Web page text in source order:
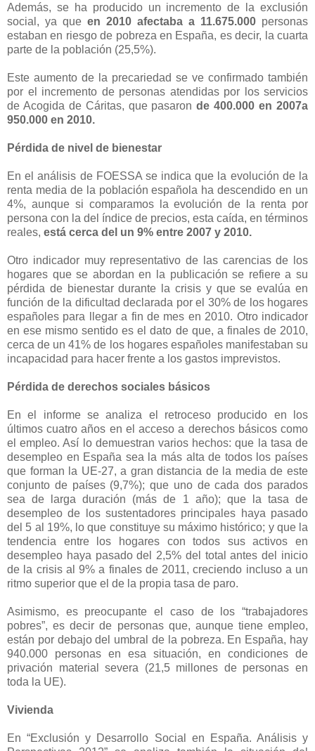
Además, se ha producido un incremento de la exclusión
social, ya que en 2010 afectaba a 11.675.000 personas
estaban en riesgo de pobreza en España, es decir, la cuarta
parte de la población (25,5%).
Este aumento de la precariedad se ve confirmado también
por el incremento de personas atendidas por los servicios
de Acogida de Cáritas, que pasaronde 400.000 en 2007a
950.000 en 2010.
Pérdida de nivel de bienestar
En el análisis de FOESSA se indica que la evolución de la
renta media de la población española ha descendido en un
4%, aunque si comparamos la evolución de la renta por
persona con la del índice de precios, esta caída, en términos
reales, está cerca del un 9% entre 2007 y 2010.
Otro indicador muy representativo de las carencias de los
hogares que se abordan en la publicación se refiere a su
pérdida de bienestar durante la crisis y que se evalúa en
función de la dificultad declarada por el 30% de los hogares
españoles para llegar a fin de mes en 2010. Otro indicador
en ese mismo sentido es el dato de que, a finales de 2010,
cerca de un 41% de los hogares españoles manifestaban su
incapacidad para hacer frente a los gastos imprevistos.
Pérdida de derechos sociales básicos
En el informe se analiza el retroceso producido en los
últimos cuatro años en el acceso a derechos básicos como
el empleo. Así lo demuestran varios hechos: que la tasa de
desempleo en España sea la más alta de todos los países
que forman la UE-27, a gran distancia de la media de este
conjunto de países (9,7%); que uno de cada dos parados
sea de larga duración (más de 1 año); que la tasa de
desempleo de los sustentadores principales haya pasado
del 5 al 19%, lo que constituye su máximo histórico; y que la
tendencia entre los hogares con todos sus activos en
desempleo haya pasado del 2,5% del total antes del inicio
de la crisis al 9% a finales de 2011, creciendo incluso a un
ritmo superior que el de la propia tasa de paro.
Asimismo, es preocupante el caso de los “trabajadores
pobres”, es decir de personas que, aunque tiene empleo,
están por debajo del umbral de la pobreza. En España, hay
940.000 personas en esa situación, en condiciones de
privación material severa (21,5 millones de personas en
toda la UE).
Vivienda
En “Exclusión y Desarrollo Social en España. Análisis y